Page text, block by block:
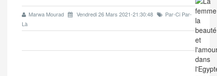
Marwa Mourad Vendredi 26 Mars 2021-21:30:48
Par-Ci Par-
Là